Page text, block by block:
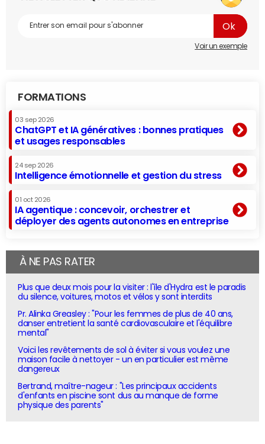
Voir un exemple
FORMATIONS
03 sep 2026
ChatGPT et IA génératives : bonnes pratiques
et usages responsables
24 sep 2026
Intelligence émotionnelle et gestion du stress
01 oct 2026
IA agentique : concevoir, orchestrer et
déployer des agents autonomes en entreprise
À NE PAS RATER
Plus que deux mois pour la visiter : l'île d'Hydra est le paradis
du silence, voitures, motos et vélos y sont interdits
Pr. Alinka Greasley : "Pour les femmes de plus de 40 ans,
danser entretient la santé cardiovasculaire et l'équilibre
mental"
Voici les revêtements de sol à éviter si vous voulez une
maison facile à nettoyer - un en particulier est même
dangereux
Bertrand, maître-nageur : "Les principaux accidents
d'enfants en piscine sont dus au manque de forme
physique des parents"